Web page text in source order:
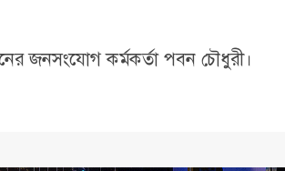
জনসংযোগ কর্মকর্তা পবন চৌধুরী।